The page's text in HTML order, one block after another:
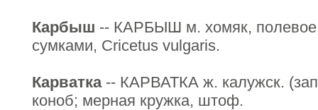
Карбыш -- КАРБЫШ м. хомяк,
сумками, Сricetus vulgaris.
Карватка-- КАРВАТКА ж. калужск.
коноб; мерная кружка, штоф.